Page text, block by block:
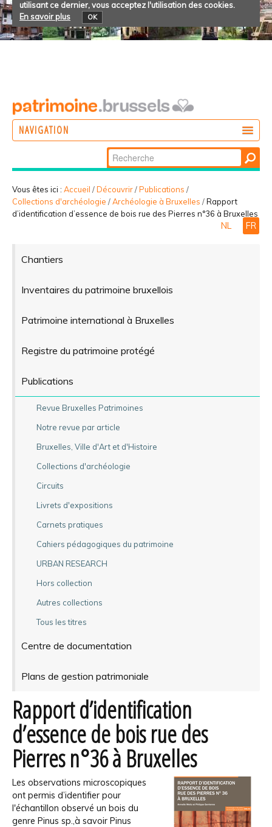
utilisant ce dernier, vous acceptez l'utilisation des cookies.
En savoir plus
OK
NAVIGATION
PARTICIPER
Chercher par
Recherche
avancée…
Vous êtes ici : Accueil /Découvrir/Publications /
Collections d'archéologie /Archéologie à Bruxelles /Rapport
d’identification d’essence de bois rue des Pierres n°36 à Bruxelles
NL FR
Chantiers
Inventaires du patrimoine bruxellois
Patrimoine international à Bruxelles
Registre du patrimoine protégé
Publications
Revue Bruxelles Patrimoines
Notre revue par article
Bruxelles, Ville d'Art et d'Histoire
Collections d'archéologie
Circuits
Livrets d'expositions
Carnets pratiques
Cahiers pédagogiques du patrimoine
URBAN RESEARCH
Hors collection
Autres collections
Tous les titres
Centre de documentation
Plans de gestion patrimoniale
Rapport d’identification
d’essence de bois rue des
Pierres n°36 à Bruxelles
Les observations microscopiques
ont permis d’identifier pour
l'échantillon observé un bois du
genre Pinus sp.,à savoir Pinus